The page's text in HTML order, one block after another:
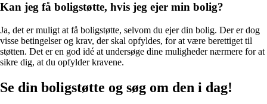
Kan jeg få boligstøtte, hvis jeg ejer min bolig?
Ja, det er muligt at få boligstøtte, selvom du ejer din bolig. Der er dog
visse betingelser og krav, der skal opfyldes, for at være berettiget til
støtten. Det er en god idé at undersøge dine muligheder nærmere for at
sikre dig, at du opfylder kravene.
Se din boligstøtte og søg om den i dag!